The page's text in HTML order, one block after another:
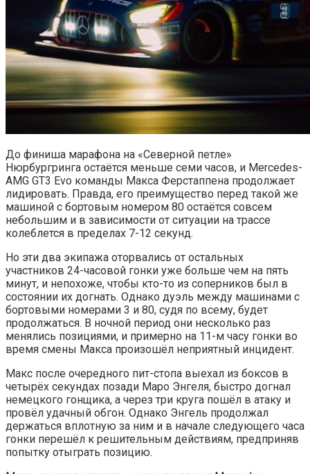
До финиша марафона на «Северной петле»
Нюрбургринга остаётся меньше семи часов, и Mercedes-
AMG GT3 Evo команды Макса Ферстаппена продолжает
лидировать. Правда, его преимущество перед такой же
машиной с бортовым номером 80 остаётся совсем
небольшим и в зависимости от ситуации на трассе
колеблется в пределах 7-12 секунд.
Но эти два экипажа оторвались от остальных
участников 24-часовой гонки уже больше чем на пять
минут, и непохоже, чтобы кто-то из соперников был в
состоянии их догнать. Однако дуэль между машинами с
бортовыми номерами 3 и 80, судя по всему, будет
продолжаться. В ночной период они несколько раз
менялись позициями, и примерно на 11-м часу гонки во
время смены Макса произошёл неприятный инцидент.
Макс после очередного пит-стопа выехал из боксов в
четырёх секундах позади Маро Энгеля, быстро догнал
немецкого гонщика, а через три круга пошёл в атаку и
провёл удачный обгон. Однако Энгель продолжал
держаться вплотную за ним и в начале следующего часа
гонки перешёл к решительным действиям, предприняв
попытку отыграть позицию.